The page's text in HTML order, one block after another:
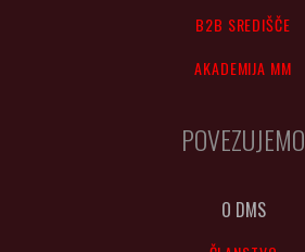
B2B SREDIŠČE
AKADEMIJA MM
POVEZUJEMO
O DMS